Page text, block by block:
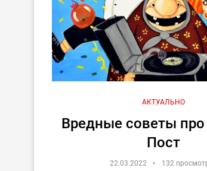
АКТУАЛЬНО
Вредные советы
Пост
22.03.2022 132